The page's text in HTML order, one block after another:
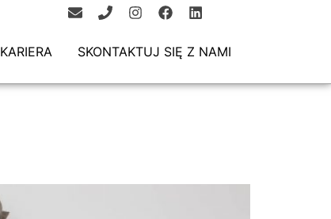
KARIERA SKONTAKTUJ SIĘ Z NAMI